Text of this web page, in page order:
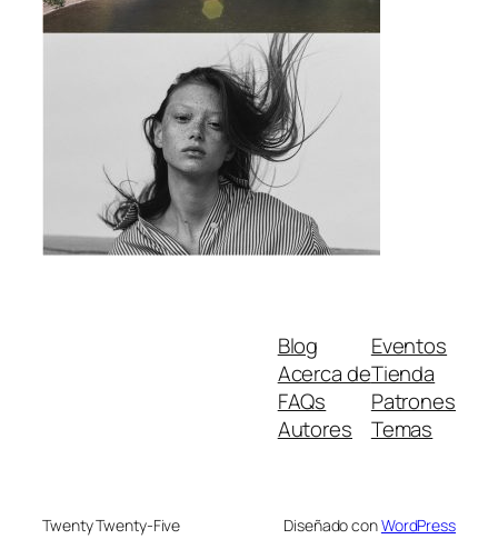
Blog
Acerca de
FAQs
Autores
Eventos
Tienda
Patrones
Temas
Twenty Twenty-Five Diseñado conWordPress